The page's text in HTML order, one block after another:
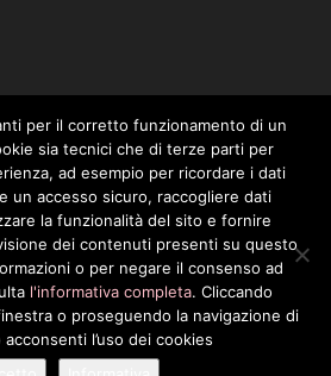
Policy Cookie Policy
per il corretto funzionamento di un
sia tecnici che di terze parti per
ad esempio per ricordare i dati
un accesso sicuro, raccogliere dati
la funzionalità del sito e fornire
dei contenuti presenti su questo
o per negare il consenso ad
l'informativa completa. Cliccando
o proseguendo la navigazione di
l’uso dei cookies